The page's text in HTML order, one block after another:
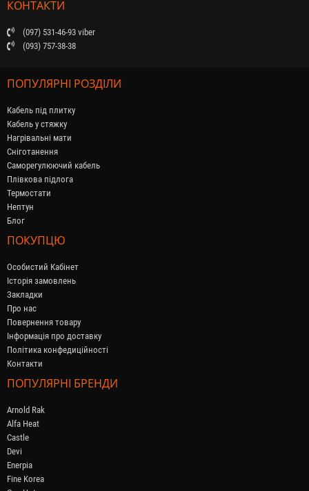
КОНТАКТИ
(097) 531-46-93 viber
(093) 757-38-38
ПОПУЛЯРНІ РОЗДІЛИ
Кабель під плитку
Кабель у стяжку
Нагрівальні мати
Сніготанення
Саморегулюючий кабель
Плівкова підлога
Термостати
Нептун
Блог
ПОКУПЦЮ
Особистий Кабінет
Історія замовлень
Закладки
Про нас
Повернення товару
Інформація про доставку
Політика конфедиційності
Контакти
ПОПУЛЯРНІ БРЕНДИ
Arnold Rak
Alfa Heat
Castle
Devi
Enerpia
Fine Korea